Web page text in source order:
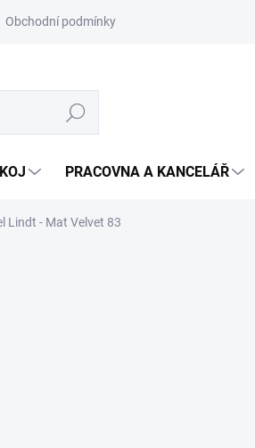
Obchodní podmínky Podmínky ochrany
Hledat
PRACOVNA A KANCELÁŘ
Lindt - Mat Velvet 83